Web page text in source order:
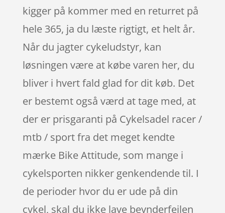
kigger på kommer med en returret på
hele 365, ja du læste rigtigt, et helt år.
Når du jagter cykeludstyr, kan
løsningen være at købe varen her, du
bliver i hvert fald glad for dit køb. Det
er bestemt også værd at tage med, at
der er prisgaranti på Cykelsadel racer /
mtb / sport fra det meget kendte
mærke Bike Attitude, som mange i
cykelsporten nikker genkendende til. I
de perioder hvor du er ude på din
cykel, skal du ikke lave beynderfejlen